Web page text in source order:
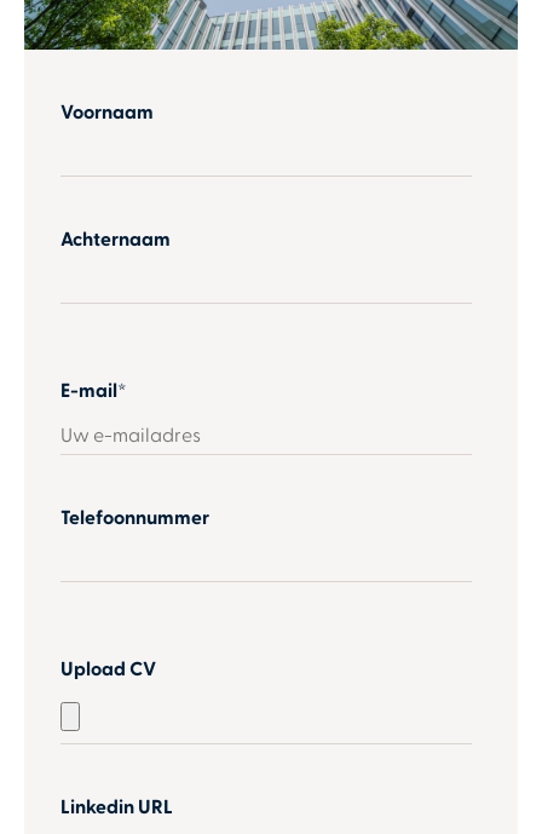
Voornaam
Achternaam
E-mail*
Telefoonnummer
Upload CV
Linkedin URL